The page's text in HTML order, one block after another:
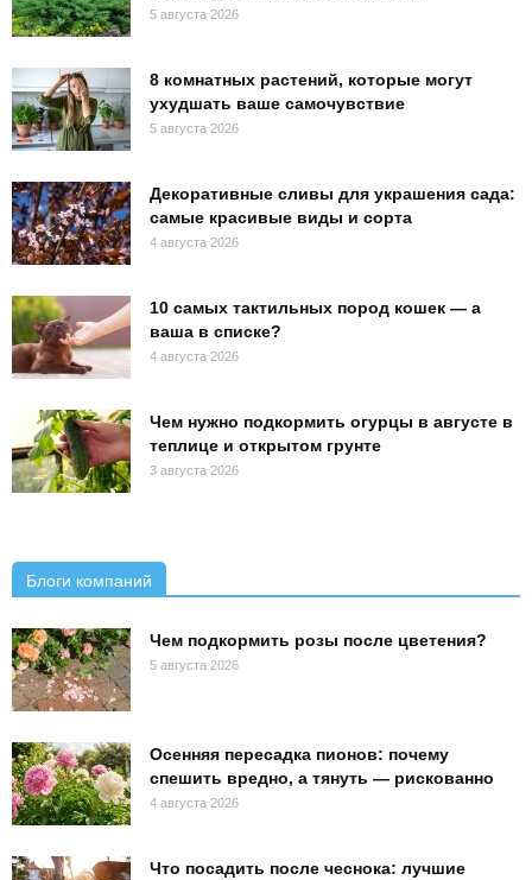
5 августа 2026
8 комнатных растений, которые могут
ухудшать ваше самочувствие
5 августа 2026
Декоративные сливы для украшения сада:
самые красивые виды и сорта
4 августа 2026
10 самых тактильных пород кошек — а
ваша в списке?
4 августа 2026
Чем нужно подкормить огурцы в августе в
теплице и открытом грунте
3 августа 2026
Блоги компаний
Чем подкормить розы после цветения?
5 августа 2026
Осенняя пересадка пионов: почему
спешить вредно, а тянуть — рискованно
4 августа 2026
Что посадить после чеснока: лучшие